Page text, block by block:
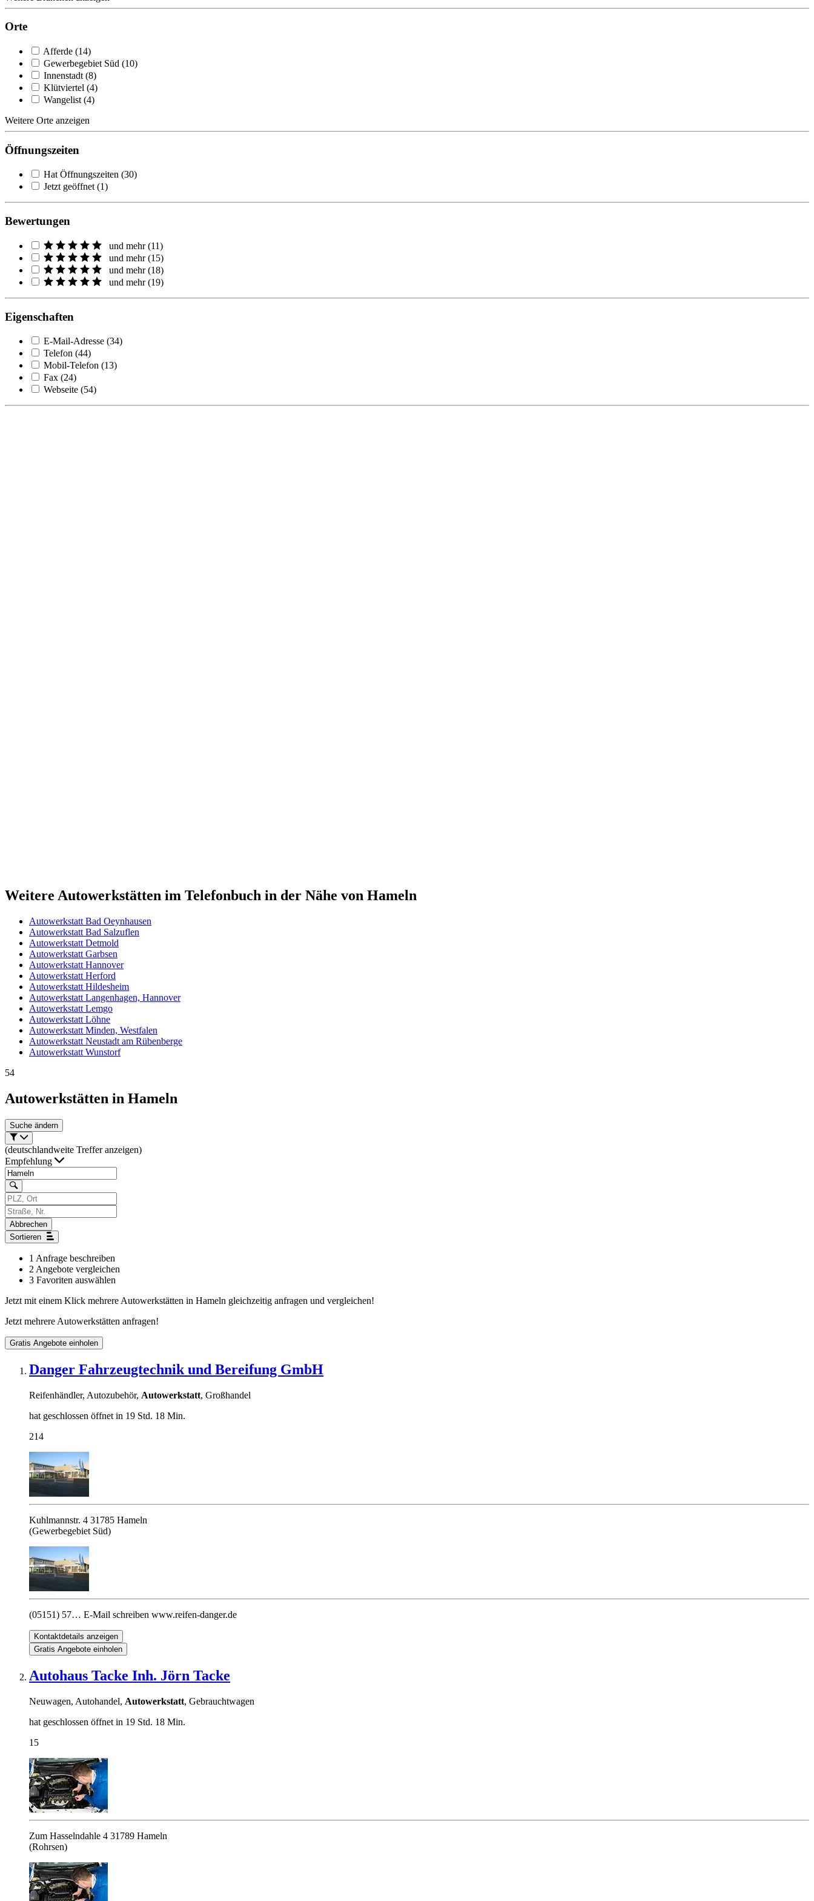
Orte
Afferde (14)
Gewerbegebiet Süd (10)
Innenstadt (8)
Klütviertel (4)
Wangelist (4)
Weitere Orte anzeigen
Öffnungszeiten
Hat Öffnungszeiten (30)
Jetzt geöffnet(1)
Bewertungen
und mehr(11)
und mehr(15)
und mehr(18)
und mehr(19)
Eigenschaften
E-Mail-Adresse (34)
Telefon (44)
Mobil-Telefon (13)
Fax (24)
Webseite (54)
Weitere Autowerkstätten im Telefonbuch in der Nähe von Hameln
Autowerkstatt Bad Oeynhausen
Autowerkstatt Bad Salzuflen
Autowerkstatt Detmold
Autowerkstatt Garbsen
Autowerkstatt Hannover
Autowerkstatt Herford
Autowerkstatt Hildesheim
Autowerkstatt Langenhagen, Hannover
Autowerkstatt Lemgo
Autowerkstatt Löhne
Autowerkstatt Minden, Westfalen
Autowerkstatt Neustadt am Rübenberge
Autowerkstatt Wunstorf
54
Autowerkstätten in Hameln
Suche ändern
(deutschlandweite Treffer anzeigen)
Empfehlung
Abbrechen
Sortieren
1 Anfrage beschreiben
2 Angebote vergleichen
3 Favoriten auswählen
Jetzt mit einem Klick mehrere Autowerkstätten in Hameln gleichzeitig anfragen und vergleichen!
Jetzt mehrere Autowerkstätten anfragen!
Gratis Angebote einholen
Danger Fahrzeugtechnik und Bereifung GmbH
Reifenhändler, Autozubehör, Autowerkstatt, Großhandel
hat geschlossen öffnet in 19 Std. 18 Min.
214
Kuhlmannstr. 4 31785 Hameln
(Gewerbegebiet Süd)
(05151) 57… E-Mail schreiben www.reifen-danger.de
Kontaktdetails anzeigen
Gratis Angebote einholen
Autohaus Tacke Inh. Jörn Tacke
Neuwagen, Autohandel, Autowerkstatt, Gebrauchtwagen
hat geschlossen öffnet in 19 Std. 18 Min.
15
Zum Hasselndahle 4 31789 Hameln
(Rohrsen)